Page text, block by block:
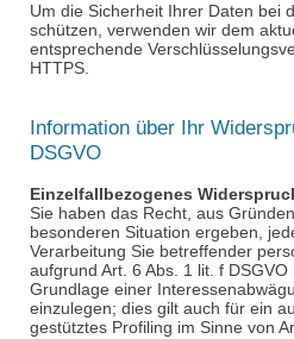
Um die Sicherheit Ihrer Daten bei
schützen, verwenden wir dem
entsprechende
HTTPS.
Information über Ihr
DSGVO
Einzelfallbezogenes
Sie haben das Recht, aus
besonderen Situation ergeben,
Verarbeitung Sie betreffender
aufgrund Art. 6 Abs. 1 lit. f
Grundlage einer
einzulegen; dies gilt auch für ein
gestütztes Profiling im Sinne von